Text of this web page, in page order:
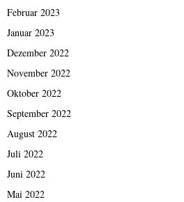
Februar 2023
Januar 2023
Dezember 2022
November 2022
Oktober 2022
September 2022
August 2022
Juli 2022
Juni 2022
Mai 2022